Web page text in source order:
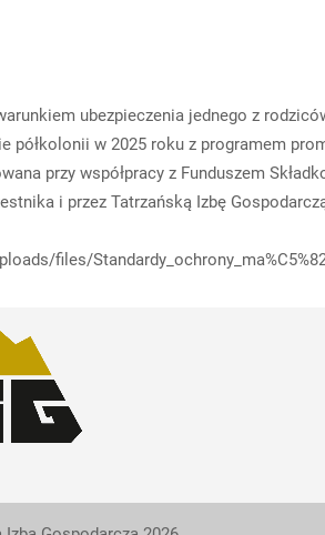
ubezpieczenia jednego z
półkolonii w 2025 roku z programem
przy współpracy z Funduszem
i przez Tatrzańską Izbę
files/